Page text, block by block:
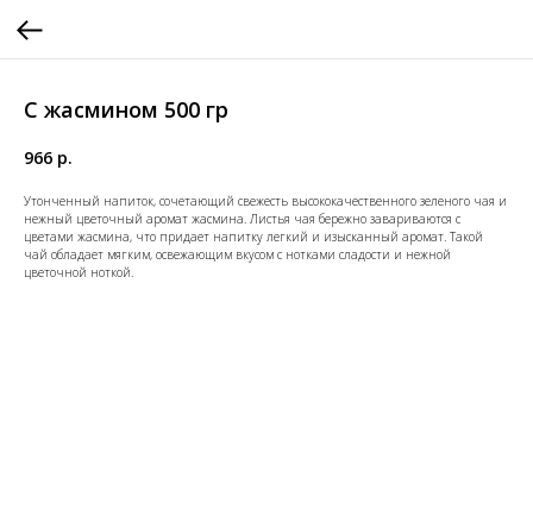
С жасмином 500 гр
966 р.
Утонченный напиток, сочетающий свежесть высококачественного зеленого чая и
нежный цветочный аромат жасмина. Листья чая бережно завариваются с
цветами жасмина, что придает напитку легкий и изысканный аромат. Такой
чай обладает мягким, освежающим вкусом с нотками сладости и нежной
цветочной ноткой.